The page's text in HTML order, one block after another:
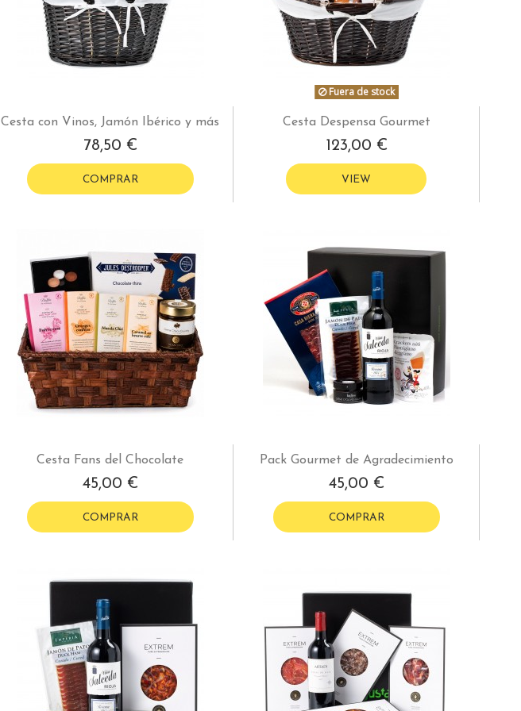
Cesta con Vinos, Jamón Ibérico y más
78,50 €
COMPRAR
Fuera de stock
Cesta Despensa Gourmet
123,00 €
VIEW
Cesta Fans del Chocolate
45,00 €
COMPRAR
Pack Gourmet de Agradecimiento
45,00 €
COMPRAR